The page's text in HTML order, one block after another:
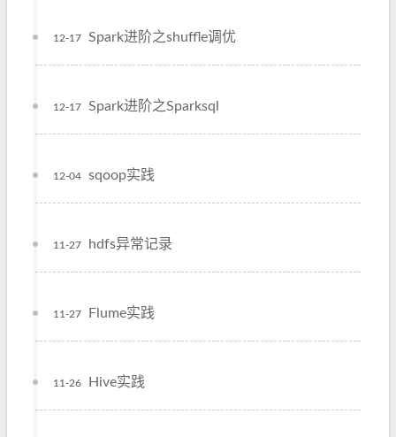
Spark进阶之shuffle调优
12-17
Spark进阶之Sparksql
12-17
sqoop实践
12-04
hdfs异常记录
11-27
Flume实践
11-27
Hive实践
11-26